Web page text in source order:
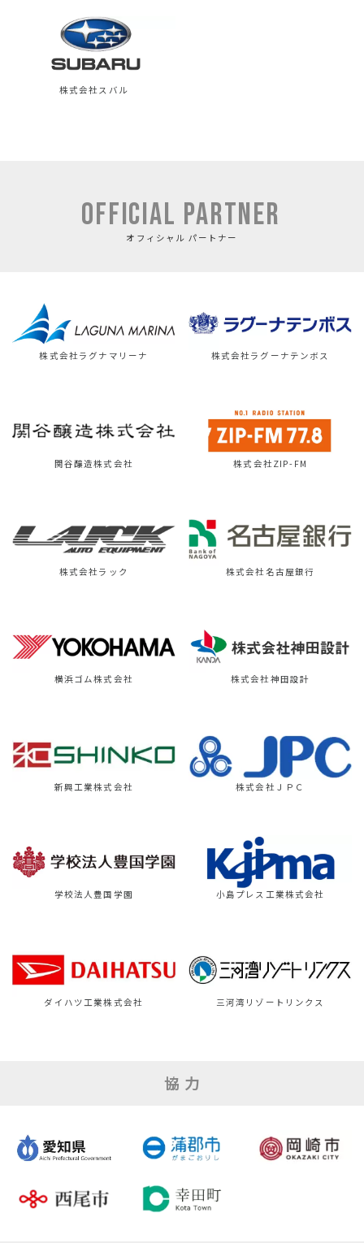
株式会社スバル
OFFICIAL PARTNER
オフィシャル パートナー
株式会社ラグナマリーナ 株式会社ラグーナテンボス
関谷醸造株式会社 株式会社ZIP-FM
株式会社ラック 株式会社名古屋銀行
横浜ゴム株式会社 株式会社神田設計
新興工業株式会社 株式会社ＪＰＣ
学校法人豊国学園 小島プレス工業株式会社
ダイハツ工業株式会社 三河湾リゾートリンクス
協 力